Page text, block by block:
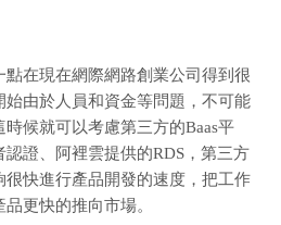
點在現在網際網路創業公司得到很
由於人員和資金等問題，不可能
候就可以考慮第三方的Baas平
證、阿裡雲提供的RDS，第三方
快進行產品開發的速度，把工作
更快的推向市場。